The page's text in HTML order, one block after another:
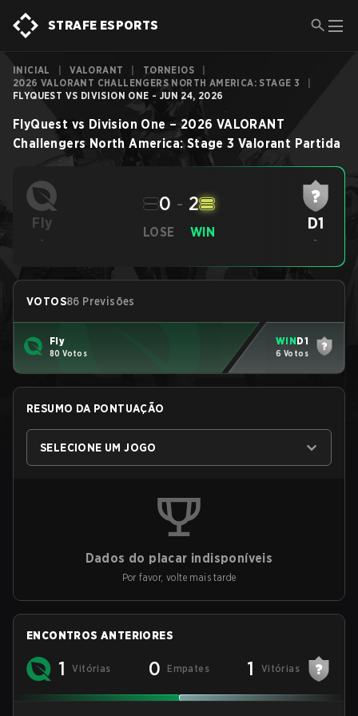
STRAFE ESPORTS
INICIAL VALORANT TORNEIOS
2026 VALORANT CHALLENGERS NORTH AMERICA: STAGE 3
FLYQUEST VS DIVISION ONE - JUN 24, 2026
FlyQuest vs Division One –2026 VALORANT
Challengers North America: Stage 3 Valorant Partida
Fly
-
LOSE
0 - 2
WIN D1
-
VOTOS86 Previsões
Fly
80 Votos
WIND1
6 Votos
RESUMO DA PONTUAÇÃO
SELECIONE UM JOGO
Dados do placar indisponíveis
Por favor, volte mais tarde
ENCONTROS ANTERIORES
1 Vitórias 0 Empates 1 Vitórias